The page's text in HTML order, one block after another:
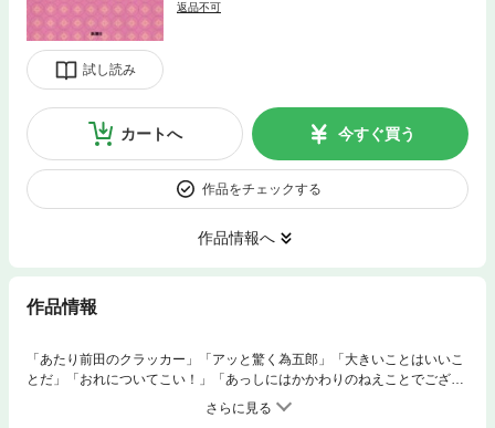
試し読み
返品不可
カートへ 今すぐ買う
作品をチェックする
作品情報へ
作品情報
「あたり前田のクラッカー」「アッと驚く為五郎」「大きいことはいいこ
とだ」「おれについてこい！」「あっしにはかかわりのねえことでござん
す」「ニャンニャンする」「たたりじゃ?」——ピンときたあなたは立派
な昭和人？ 懐かしの昭和フレーズ大集合！ 平成生まれにも分かりやす